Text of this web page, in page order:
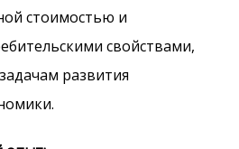
стоимостью и
свойствами,
развития